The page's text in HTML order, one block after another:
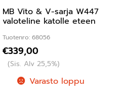
MB Vito & V-sarja W447
valoteline katolle eteen
Tuotenro: 68056
€339,00
(Sis. Alv 25,5%)
Varasto loppu